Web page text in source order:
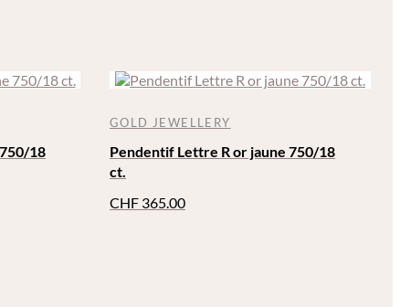
18
Pendentif Lettre R or jaune 750/18
ct.
GOLD JEWELLERY
CHF 365.00